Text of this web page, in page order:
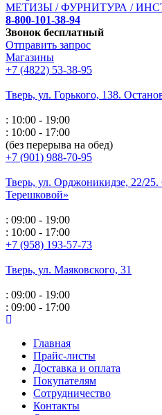
МЕТИЗЫ / ФУРНИТУРА /
8-800-101-38-94
Звонок бесплатный
Отправить запрос
Магазины
+7 (4822) 53-38-95
Тверь, ул. Горького, 138.
: 10:00 - 19:00
: 10:00 - 17:00
(без перерыва на обед)
+7 (901) 988-70-95
Тверь, ул. Орджоникидзе, 22/
Терешковой»
: 09:00 - 19:00
: 10:00 - 17:00
+7 (958) 193-57-73
Тверь, ул. Маяковского, 31
: 09:00 - 19:00
: 09:00 - 17:00
Главная
Прайс-листы
Доставка и оплата
Покупателям
Сотрудничество
Контакты